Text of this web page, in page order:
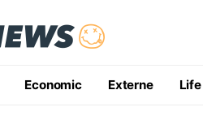
Economic Externe